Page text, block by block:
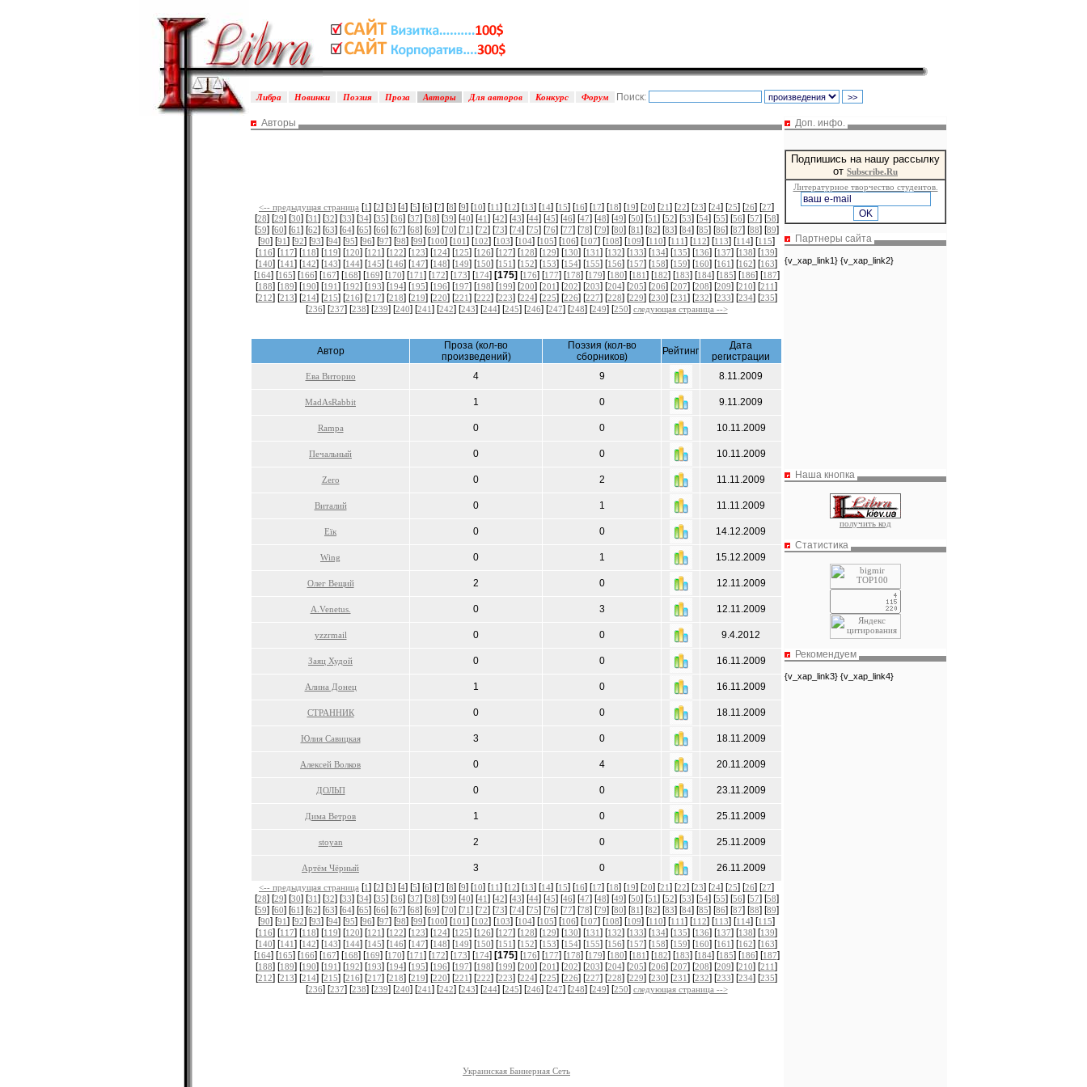
Поиск:
Либра Новинки Поэзия Проза Авторы Для авторов Конкурс Форум
Авторы
<-- предыдущая страница [1] [2] [3] [4] [5] [6] [7] [8] [9] [10] [11] [12] [13] [14] [15] [16] [17] [18] [19] [20] [21] [22] [23] [24] [25] [26] [27]
[28] [29] [30] [31] [32] [33] [34] [35] [36] [37] [38] [39] [40] [41] [42] [43] [44] [45] [46] [47] [48] [49] [50] [51] [52] [53] [54] [55] [56] [57] [58]
[59] [60] [61] [62] [63] [64] [65] [66] [67] [68] [69] [70] [71] [72] [73] [74] [75] [76] [77] [78] [79] [80] [81] [82] [83] [84] [85] [86] [87] [88] [89]
[90] [91] [92] [93] [94] [95] [96] [97] [98] [99] [100] [101] [102] [103] [104] [105] [106] [107] [108] [109] [110] [111] [112] [113] [114] [115]
[116] [117] [118] [119] [120] [121] [122] [123] [124] [125] [126] [127] [128] [129] [130] [131] [132] [133] [134] [135] [136] [137] [138] [139]
[140] [141] [142] [143] [144] [145] [146] [147] [148] [149] [150] [151] [152] [153] [154] [155] [156] [157] [158] [159] [160] [161] [162] [163]
[164] [165] [166] [167] [168] [169] [170] [171] [172] [173] [174] [175] [176] [177] [178] [179] [180] [181] [182] [183] [184] [185] [186] [187]
[188] [189] [190] [191] [192] [193] [194] [195] [196] [197] [198] [199] [200] [201] [202] [203] [204] [205] [206] [207] [208] [209] [210] [211]
[212] [213] [214] [215] [216] [217] [218] [219] [220] [221] [222] [223] [224] [225] [226] [227] [228] [229] [230] [231] [232] [233] [234] [235]
[236] [237] [238] [239] [240] [241] [242] [243] [244] [245] [246] [247] [248] [249] [250] следующая страница -->
Автор
Проза (кол-во
произведений)
Поэзия (кол-во
сборников)
Рейтинг
Дата
регистрации
Ева Виторио 4 9 8.11.2009
MadAsRabbit 1 0 9.11.2009
Rampa 0 0 10.11.2009
Печальный 0 0 10.11.2009
Zero 0 2 11.11.2009
Виталий 0 1 11.11.2009
Еїк 0 0 14.12.2009
Wing 0 1 15.12.2009
Олег Вещий 2 0 12.11.2009
A.Venetus. 0 3 12.11.2009
yzzrmail 0 0 9.4.2012
Заяц Худой 0 0 16.11.2009
Алина Донец 1 0 16.11.2009
СТРАННИК 0 0 18.11.2009
Юлия Савицкая 3 0 18.11.2009
Алексей Волков 0 4 20.11.2009
ДОЛЬП 0 0 23.11.2009
Дима Ветров 1 0 25.11.2009
stoyan 2 0 25.11.2009
Артём Чёрный 3 0 26.11.2009
<-- предыдущая страница [1] [2] [3] [4] [5] [6] [7] [8] [9] [10] [11] [12] [13] [14] [15] [16] [17] [18] [19] [20] [21] [22] [23] [24] [25] [26] [27]
[28] [29] [30] [31] [32] [33] [34] [35] [36] [37] [38] [39] [40] [41] [42] [43] [44] [45] [46] [47] [48] [49] [50] [51] [52] [53] [54] [55] [56] [57] [58]
[59] [60] [61] [62] [63] [64] [65] [66] [67] [68] [69] [70] [71] [72] [73] [74] [75] [76] [77] [78] [79] [80] [81] [82] [83] [84] [85] [86] [87] [88] [89]
[90] [91] [92] [93] [94] [95] [96] [97] [98] [99] [100] [101] [102] [103] [104] [105] [106] [107] [108] [109] [110] [111] [112] [113] [114] [115]
[116] [117] [118] [119] [120] [121] [122] [123] [124] [125] [126] [127] [128] [129] [130] [131] [132] [133] [134] [135] [136] [137] [138] [139]
[140] [141] [142] [143] [144] [145] [146] [147] [148] [149] [150] [151] [152] [153] [154] [155] [156] [157] [158] [159] [160] [161] [162] [163]
[164] [165] [166] [167] [168] [169] [170] [171] [172] [173] [174] [175] [176] [177] [178] [179] [180] [181] [182] [183] [184] [185] [186] [187]
[188] [189] [190] [191] [192] [193] [194] [195] [196] [197] [198] [199] [200] [201] [202] [203] [204] [205] [206] [207] [208] [209] [210] [211]
[212] [213] [214] [215] [216] [217] [218] [219] [220] [221] [222] [223] [224] [225] [226] [227] [228] [229] [230] [231] [232] [233] [234] [235]
[236] [237] [238] [239] [240] [241] [242] [243] [244] [245] [246] [247] [248] [249] [250] следующая страница -->
Украинская Баннерная Сеть
Доп. инфо.
Подпишись на нашу рассылку
от Subscribe.Ru
Литературное творчество студентов.
Партнеры сайта
{v_xap_link1} {v_xap_link2}
Наша кнопка
получить код
Статистика
Рекомендуем
{v_xap_link3} {v_xap_link4}